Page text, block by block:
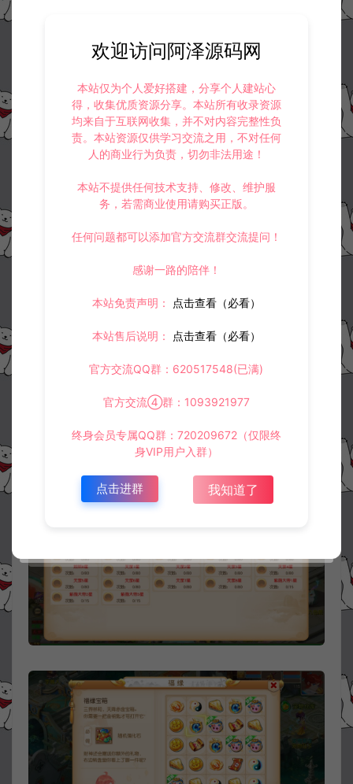
欢迎访问阿泽源码网
本站仅为个人爱好搭建，分享个人建站心
得，收集优质资源分享。本站所有收录资源
均来自于互联网收集，并不对内容完整性负
责。本站资源仅供学习交流之用，不对任何
人的商业行为负责，切勿非法用途！
本站不提供任何技术支持、修改、维护服
务，若需商业使用请购买正版。
任何问题都可以添加官方交流群交流提问！
感谢一路的陪伴！
本站免责声明： 点击查看（必看）
本站售后说明： 点击查看（必看）
官方交流QQ群：620517548(已满)
官方交流④群：1093921977
终身会员专属QQ群：720209672（仅限终
身VIP用户入群）
点击进群 我知道了